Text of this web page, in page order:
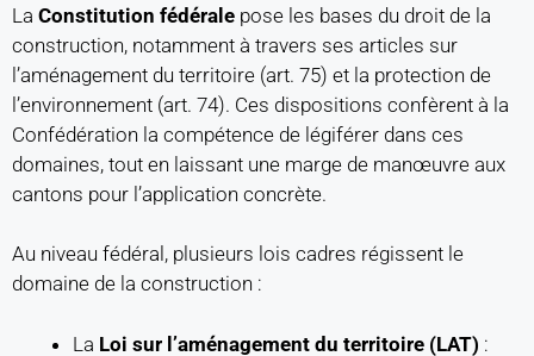
La Constitution fédérale pose les bases du droit de la
construction, notamment à travers ses articles sur
l’aménagement du territoire (art. 75) et la protection de
l’environnement (art. 74). Ces dispositions confèrent à la
Confédération la compétence de légiférer dans ces
domaines, tout en laissant une marge de manœuvre aux
cantons pour l’application concrète.
Au niveau fédéral, plusieurs lois cadres régissent le
domaine de la construction :
La Loi sur l’aménagement du territoire (LAT) :